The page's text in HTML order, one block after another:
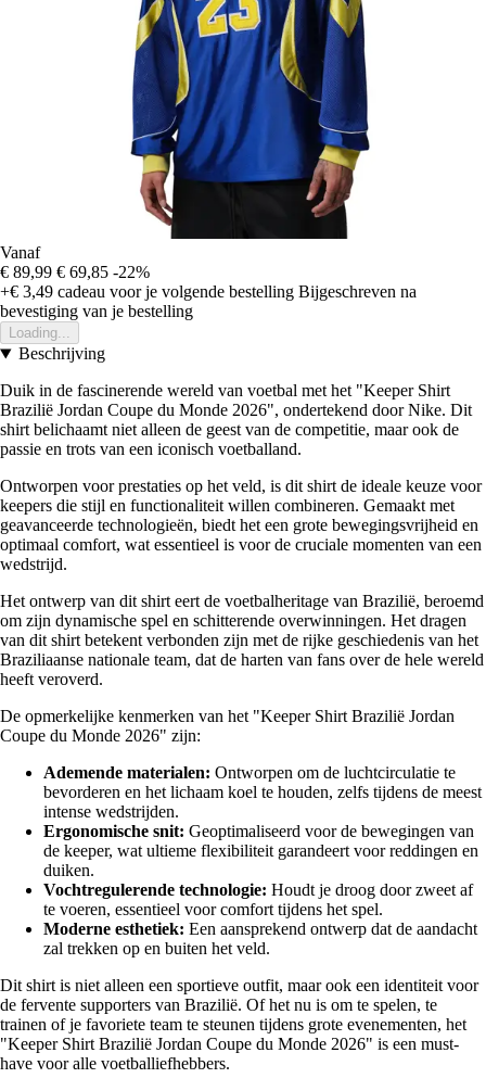
Vanaf
€ 89,99 € 69,85 -22%
+€ 3,49 cadeau voor je volgende bestelling Bijgeschreven na
bevestiging van je bestelling
Loading...
Beschrijving
Duik in de fascinerende wereld van voetbal met het "Keeper Shirt
Brazilië Jordan Coupe du Monde 2026", ondertekend door Nike. Dit
shirt belichaamt niet alleen de geest van de competitie, maar ook de
passie en trots van een iconisch voetballand.
Ontworpen voor prestaties op het veld, is dit shirt de ideale keuze voor
keepers die stijl en functionaliteit willen combineren. Gemaakt met
geavanceerde technologieën, biedt het een grote bewegingsvrijheid en
optimaal comfort, wat essentieel is voor de cruciale momenten van een
wedstrijd.
Het ontwerp van dit shirt eert de voetbalheritage van Brazilië, beroemd
om zijn dynamische spel en schitterende overwinningen. Het dragen
van dit shirt betekent verbonden zijn met de rijke geschiedenis van het
Braziliaanse nationale team, dat de harten van fans over de hele wereld
heeft veroverd.
De opmerkelijke kenmerken van het "Keeper Shirt Brazilië Jordan
Coupe du Monde 2026" zijn:
Ademende materialen: Ontworpen om de luchtcirculatie te
bevorderen en het lichaam koel te houden, zelfs tijdens de meest
intense wedstrijden.
Ergonomische snit: Geoptimaliseerd voor de bewegingen van
de keeper, wat ultieme flexibiliteit garandeert voor reddingen en
duiken.
Vochtregulerende technologie: Houdt je droog door zweet af
te voeren, essentieel voor comfort tijdens het spel.
Moderne esthetiek: Een aansprekend ontwerp dat de aandacht
zal trekken op en buiten het veld.
Dit shirt is niet alleen een sportieve outfit, maar ook een identiteit voor
de fervente supporters van Brazilië. Of het nu is om te spelen, te
trainen of je favoriete team te steunen tijdens grote evenementen, het
"Keeper Shirt Brazilië Jordan Coupe du Monde 2026" is een must-
have voor alle voetballiefhebbers.